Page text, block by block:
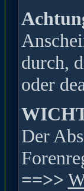
durch,
oder
Der
==>>